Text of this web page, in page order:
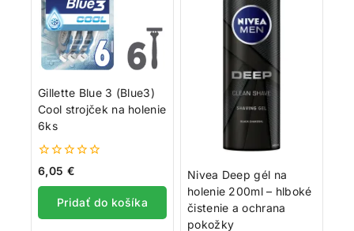
Gillette Blue 3 (Blue3)
Cool strojček na holenie
6ks
0
5
6,05 €
Pridať do košíka
Nivea Deep gél na
holenie 200ml – hlboké
čistenie a ochrana
pokožky
Viac toto okno nezobrazovať